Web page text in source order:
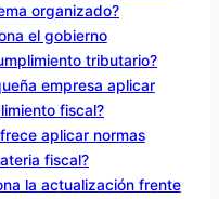
organizado?
el gobierno
tributario?
empresa aplicar
fiscal?
aplicar normas
fiscal?
la actualización frente